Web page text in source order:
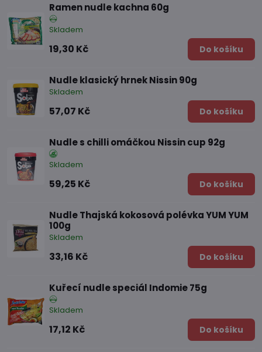
Ramen nudle kachna 60g
Skladem
19,30 Kč Do košíku
Nudle klasický hrnek Nissin 90g
Skladem
57,07 Kč Do košíku
Nudle s chilli omáčkou Nissin cup 92g
Skladem
59,25 Kč Do košíku
Nudle Thajská kokosová polévka YUM YUM
100g
Skladem
33,16 Kč Do košíku
Kuřecí nudle speciál Indomie 75g
Skladem
17,12 Kč Do košíku